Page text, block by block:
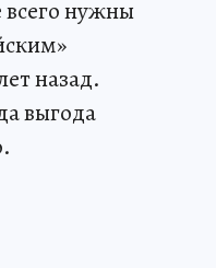
нужны
назад.
выгода